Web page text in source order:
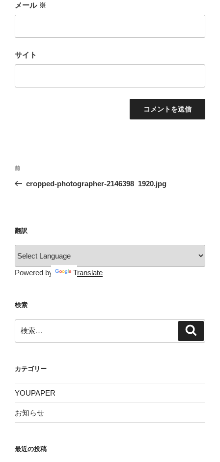
メール ※
サイト
投
ー
シ
ョ
ン
前
の
前
cropped-photographer-2146398_1920.jpg
翻訳
Powered by Translate
検索
索:
カテゴリー
YOUPAPER
お知らせ
最近の投稿